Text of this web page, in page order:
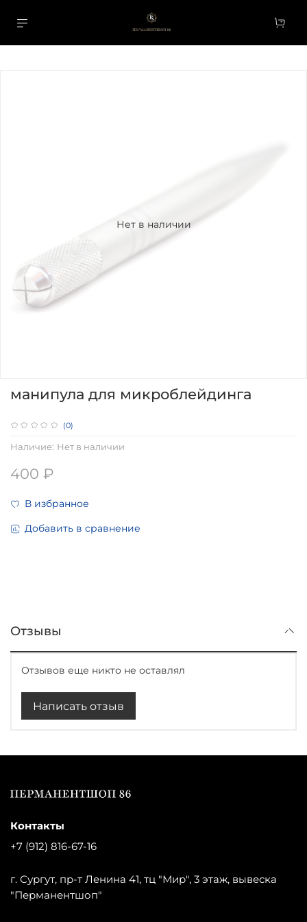
Нет в наличии
(0)
Наличие: Нет в наличии
манипула для микроблейдинга
400 ₽
В избранное
Добавить в сравнение
Отзывы
Отзывов еще никто не оставлял
Написать отзыв
Контакты
+7 (912) 816-67-16
г. Сургут, пр-т Ленина 41, тц "Мир", 3 этаж, вывеска
"Перманентшоп"